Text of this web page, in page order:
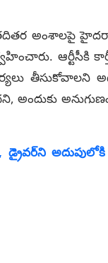
తదితర అంశాలపై
ఆర్టీసీకి
తీసుకోవాలని
అందుకు
అదుపులోకి